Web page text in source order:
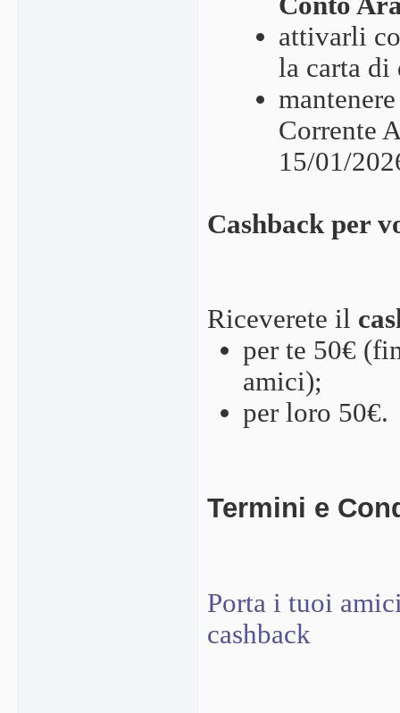
attivarli
la carta
Corrente
15/01/
Cashback per
Riceverete il
per te 50€
amici);
per loro 50€.
Termini e
Porta i tuoi
cashback